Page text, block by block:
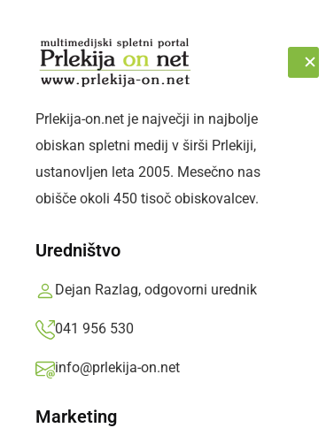
SOBOTA, 8. AVGUST 2026 Sledite nam:
Prlekija-on.net je največji in najbolje
obiskan spletni medij v širši Prlekiji,
ustanovljen leta 2005. Mesečno nas
obišče okoli 450 tisoč obiskovalcev.
Uredništvo
Dejan Razlag, odgovorni urednik
041 956 530
info@prlekija-on.net
Marketing
Naslovnica Kultura in izobraževanje